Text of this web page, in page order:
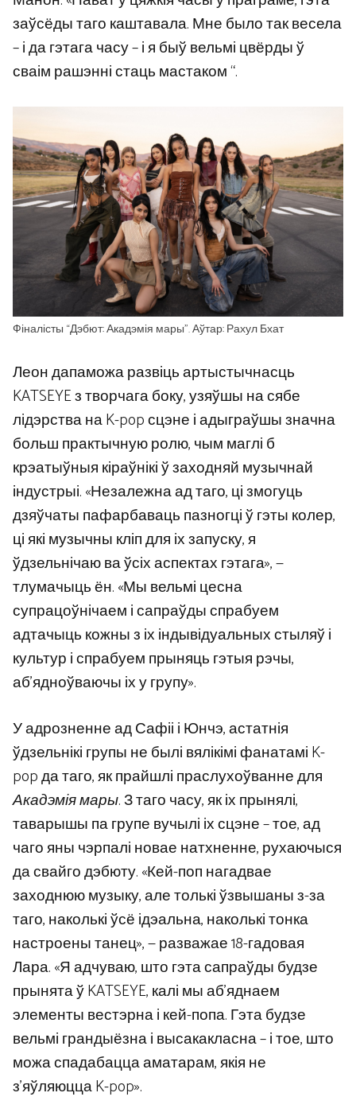
заўсёды таго каштавала. Мне было так весела
– і да гэтага часу – і я быў вельмі цвёрды ў
сваім рашэнні стаць мастаком “.
Фіналісты “Дэбют: Акадэмія мары”. Аўтар: Рахул Бхат
Леон дапаможа развіць артыстычнасць
KATSEYE з творчага боку, узяўшы на сябе
лідэрства на K-pop сцэне і адыграўшы значна
больш практычную ролю, чым маглі б
крэатыўныя кіраўнікі ў заходняй музычнай
індустрыі. «Незалежна ад таго, ці змогуць
дзяўчаты пафарбаваць пазногці ў гэты колер,
ці які музычны кліп для іх запуску, я
ўдзельнічаю ва ўсіх аспектах гэтага», —
тлумачыць ён. «Мы вельмі цесна
супрацоўнічаем і сапраўды спрабуем
адтачыць кожны з іх індывідуальных стыляў і
культур і спрабуем прыняць гэтыя рэчы,
аб’ядноўваючы іх у групу».
У адрозненне ад Сафіі і Юнчэ, астатнія
ўдзельнікі групы не былі вялікімі фанатамі K-
pop да таго, як прайшлі праслухоўванне для
Акадэмія мары. З таго часу, як іх прынялі,
таварышы па групе вучылі іх сцэне – тое, ад
чаго яны чэрпалі новае натхненне, рухаючыся
да свайго дэбюту. «Кей-поп нагадвае
заходнюю музыку, але толькі ўзвышаны з-за
таго, наколькі ўсё ідэальна, наколькі тонка
настроены танец», — разважае 18-гадовая
Лара. «Я адчуваю, што гэта сапраўды будзе
прынята ў KATSEYE, калі мы аб’яднаем
элементы вестэрна і кей-попа. Гэта будзе
вельмі грандыёзна і высакакласна – і тое, што
можа спадабацца аматарам, якія не
з’яўляюцца K-pop».